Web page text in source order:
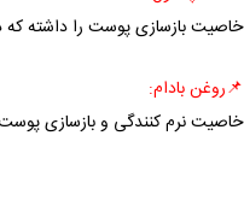
خاصیت بازسازی پوست را داشته که
📌روغن بادام:
خاصیت نرم کنندگی و بازسازی